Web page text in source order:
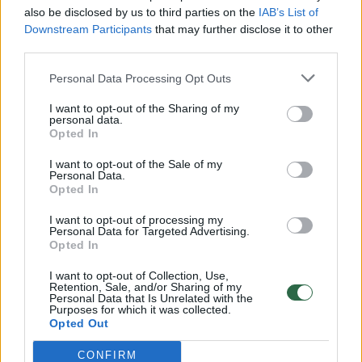
also be disclosed by us to third parties on the IAB’s List of
Downstream Participants that may further disclose it to other
Personal Data Processing Opt Outs
I want to opt-out of the Sharing of my
personal data.
Opted In
I want to opt-out of the Sale of my
Personal Data.
Opted In
I want to opt-out of processing my
Personal Data for Targeted Advertising.
Opted In
I want to opt-out of Collection, Use,
Retention, Sale, and/or Sharing of my
Personal Data that Is Unrelated with the
Purposes for which it was collected.
Opted Out
CONFIRM
Žinios | Lietuvos diena
00:00:30
Vaizdai iš tragiškos avarijos Vilniaus r.: dviejų moterų ir
vaiko gyvybių išgelbėti nepavyko
Žinios | Lietuvos diena
00:00:59
Nufilmavo, kaip patvino Vilniaus Vakarinis aplinkkelis:
Žinios | Lietuvos diena
„Pagarba pirmajai premjerei“: pasidalijo jautriais
prisiminimais apie Kazimierą Prunskienę
Žinios | Lietuvos diena